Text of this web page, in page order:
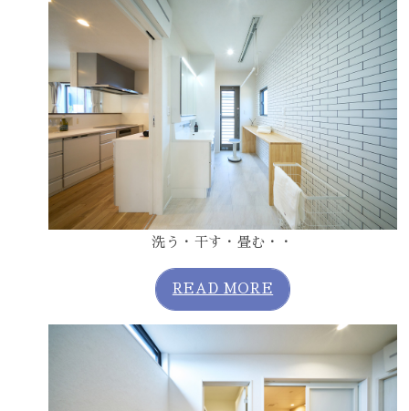
洗う・干す・畳む・・
READ MORE